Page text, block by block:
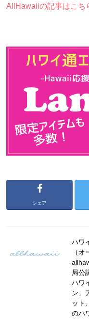
AllHawaiiの記事はこち
シェア
ハワ
（オ
局公
ハワ
ン、
ット
のハ